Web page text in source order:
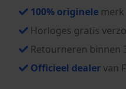
100% originele
Horloges gratis
Retourneren binnen
Officieel dealervan